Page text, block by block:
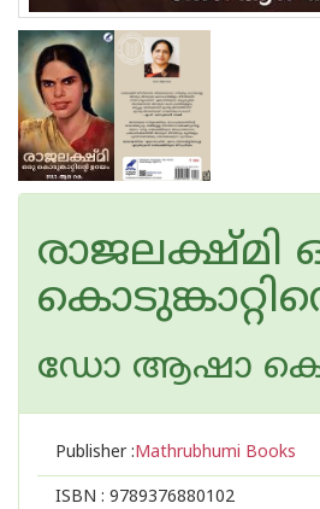
രാജലക്ഷ്മി
ഡോ ആഷാ
Publisher :Mathrubhumi Books
ISBN : 9789376880102